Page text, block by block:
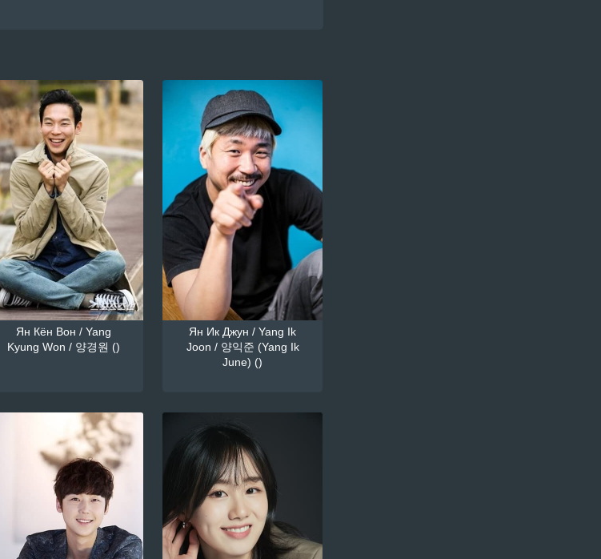
Ян Кён Вон / Yang
Kyung Won / 양경원 ()
Ян Ик Джун / Yang Ik
Joon / 양익준 (Yang Ik
June) ()